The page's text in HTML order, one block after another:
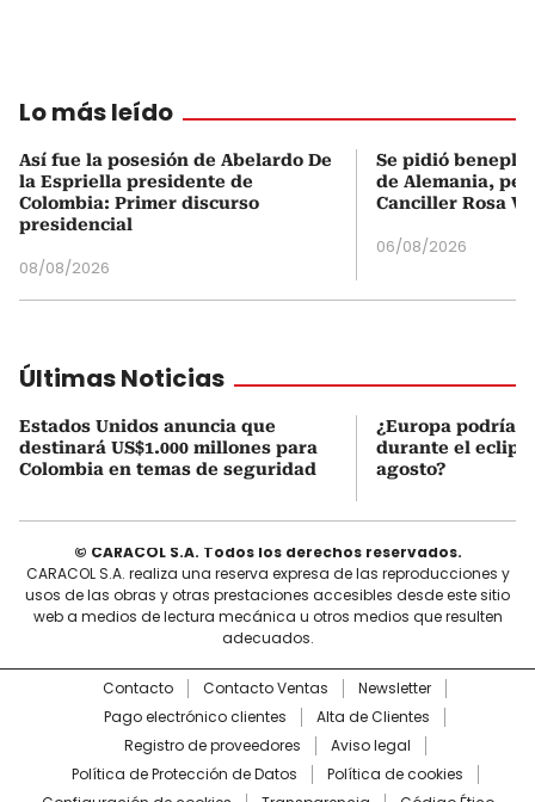
Lo más leído
Así fue la posesión de Abelardo De
la Espriella presidente de
Colombia: Primer discurso
presidencial
08/08/2026
Se pidió
de Alemania,
Canciller Rosa
06/08/2026
Últimas Noticias
Estados Unidos anuncia que
destinará US$1.000 millones para
Colombia en temas de seguridad
¿Europa podría
durante el
agosto?
© CARACOL S.A. Todos los derechos reservados.
CARACOL S.A. realiza una reserva expresa de las reproducciones y
usos de las obras y otras prestaciones accesibles desde este sitio
web a medios de lectura mecánica u otros medios que resulten
adecuados.
Contacto Contacto Ventas
Newsletter
Pago electrónico clientes
Alta de Clientes
Registro de proveedores
Aviso legal
Política de Protección de Datos
Política de cookies